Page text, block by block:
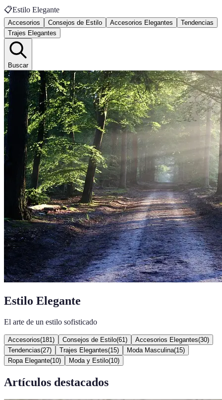
📋Estilo Elegante
Accesorios Consejos de Estilo Accesorios Elegantes
Tendencias
Trajes Elegantes
Buscar
Estilo Elegante
El arte de un estilo sofisticado
Accesorios(181 ) Consejos de Estilo(61 ) Accesorios Elegantes(30)
Tendencias(27) Trajes Elegantes(15) Moda Masculina(15)
Ropa Elegante(10) Moda y Estilo(10)
Artículos destacados